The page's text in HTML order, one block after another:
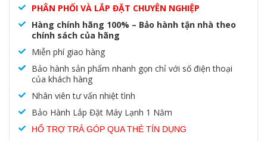
PHÂN PHỐI VÀ LẮP ĐẶT CHUYÊN NGHIỆP
Hàng chính hãng 100% – Bảo hành tận nhà theo
chính sách của hãng
Miễn phí giao hàng
Bảo hành sản phẩm nhanh gọn chỉ với số điện thoại
của khách hàng
Nhân viên tư vấn nhiệt tình
Bảo Hành Lắp Đặt Máy Lạnh 1 Năm
HỔ TRỢ TRẢ GÓP QUA THẺ TÍN DỤNG